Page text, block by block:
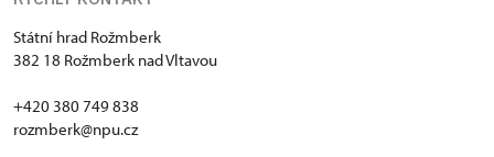
Státní hrad Rožmberk
382 18 Rožmberk nad Vltavou
+420 380 749 838
rozmberk@npu.cz